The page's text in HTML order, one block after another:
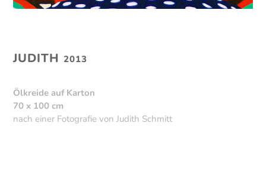
JUDITH 2013
Ölkreide auf Karton
70 x 100 cm
nach einer Fotografie von Judith Schmitt